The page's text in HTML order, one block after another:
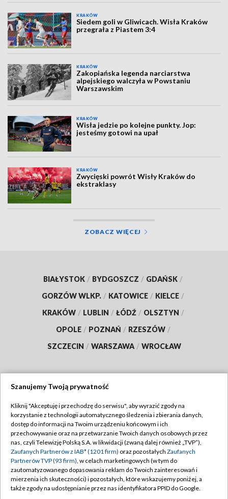
KRAKÓW
Siedem goli w Gliwicach. Wisła Kraków
przegrała z Piastem 3:4
KRAKÓW
Zakopiańska legenda narciarstwa
alpejskiego walczyła w Powstaniu
Warszawskim
KRAKÓW
Wisła jedzie po kolejne punkty. Jop:
jesteśmy gotowi na upał
KRAKÓW
Zwycięski powrót Wisły Kraków do
ekstraklasy
ZOBACZ WIĘCEJ
BIAŁYSTOK / BYDGOSZCZ / GDAŃSK /
GORZÓW WLKP. / KATOWICE / KIELCE /
KRAKÓW / LUBLIN / ŁÓDŹ / OLSZTYN /
OPOLE / POZNAŃ / RZESZÓW /
SZCZECIN / WARSZAWA / WROCŁAW
TVP
Abonament TVP
Emisja w TVP
Centrum informacji TVP
Naziemna Telewizja Cyfrowa
Regulamin TVP
Polityka prywatności
Moje zgody
Pomoc
Szanujemy Twoją prywatność
Kliknij "Akceptuję i przechodzę do serwisu", aby wyrazić zgody na
korzystanie z technologii automatycznego śledzenia i zbierania danych,
dostęp do informacji na Twoim urządzeniu końcowym i ich
przechowywanie oraz na przetwarzanie Twoich danych osobowych przez
nas, czyli Telewizję Polską S.A. w likwidacji (zwaną dalej również „TVP”),
Zaufanych Partnerów z IAB* (1201 firm) oraz pozostałych Zaufanych
Partnerów TVP (93 firm), w celach marketingowych (w tym do
zautomatyzowanego dopasowania reklam do Twoich zainteresowań i
mierzenia ich skuteczności) i pozostałych, które wskazujemy poniżej, a
także zgody na udostępnianie przez nas identyfikatora PPID do Google.